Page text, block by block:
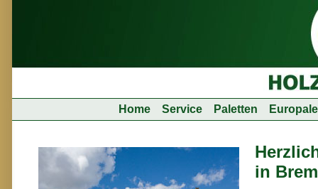
Home Service Paletten
in